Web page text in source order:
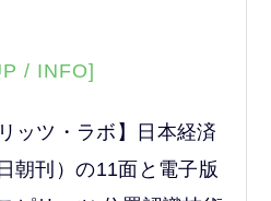
/ INFO]
ッツ・ラボ】日本経済
朝刊）の11面と電子版